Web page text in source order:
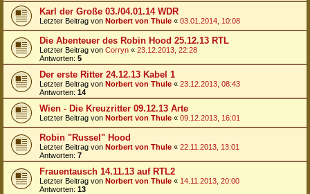
Karl der Große 03./04.01.14 WDR
Letzter Beitrag von Norbert von Thule « 03.01.2014, 10:08
Die Abenteuer des Robin Hood 25.12.13 RTL
Letzter Beitrag von Corryn « 23.12.2013, 22:28
Antworten: 5
Der erste Ritter 24.12.13 Kabel 1
Letzter Beitrag von Norbert von Thule « 23.12.2013, 08:43
Antworten: 14
Wien - Die Kreuzritter 09.12.13 Arte
Letzter Beitrag von Norbert von Thule « 09.12.2013, 16:01
Robin "Russel" Hood
Letzter Beitrag von Norbert von Thule « 22.11.2013, 13:01
Antworten: 7
Frauentausch 14.11.13 auf RTL2
Letzter Beitrag von Norbert von Thule « 14.11.2013, 20:00
Antworten: 13